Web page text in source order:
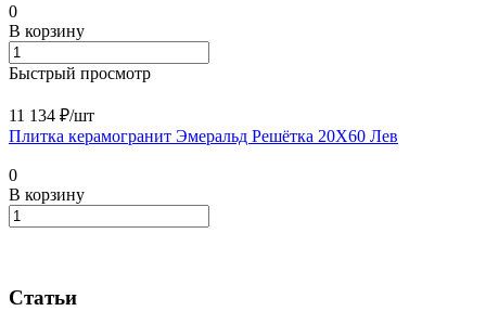
0
В корзину
Быстрый просмотр
11 134 ₽/шт
Плитка керамогранит Эмеральд Решётка 20X60 Лев
0
В корзину
Статьи